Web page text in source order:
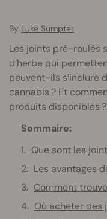
By Luke Sumpter
Les joints pré-roulés
d’herbe qui
peuvent-ils s’inclure
cannabis ? Et
produits disponibles
Sommaire:
Que sont les
Les avantages
Comment
Où acheter